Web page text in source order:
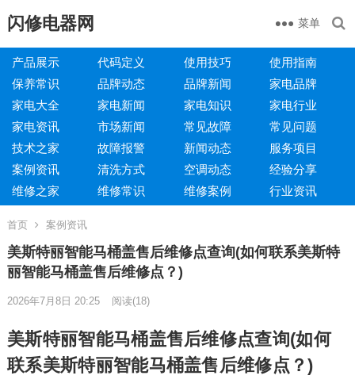
闪修电器网 菜单
产品展示 代码定义 使用技巧
使用指南
保养常识
品牌动态 品牌新闻
家电品牌
家电大全
家电新闻 家电知识
家电行业
家电资讯
市场新闻 常见故障
常见问题
技术之家
故障报警 新闻动态
服务项目
案例资讯
清洗方式 空调动态
经验分享
维修之家
维修常识 维修案例 行业资讯
首页 案例资讯
美斯特丽智能马桶盖售后维修点查询(如何联系美斯特
丽智能马桶盖售后维修点？)
2026年7月8日 20:25 阅读(18)
美斯特丽智能马桶盖售后维修点查询(如何
联系美斯特丽智能马桶盖售后维修点？)